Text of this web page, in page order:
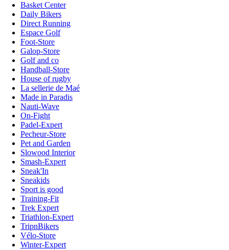
Basket Center
Daily Bikers
Direct Running
Espace Golf
Foot-Store
Galop-Store
Golf and co
Handball-Store
House of rugby
La sellerie de Maé
Made in Paradis
Nauti-Wave
On-Fight
Padel-Expert
Pecheur-Store
Pet and Garden
Slowood Interior
Smash-Expert
Sneak'In
Sneakids
Sport is good
Training-Fit
Trek Expert
Triathlon-Expert
TripnBikers
Vélo-Store
Winter-Expert